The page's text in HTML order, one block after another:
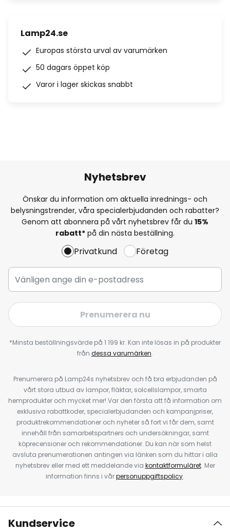
Lamp24.se
Europas största urval av varumärken
50 dagars öppet köp
Varor i lager skickas snabbt
Nyhetsbrev
Önskar du information om aktuella inrednings- och
belysningstrender, våra specialerbjudanden och rabatter?
Genom att abonnera på vårt nyhetsbrev får du 15%
rabatt* på din nästa beställning.
Privatkund Företag
Prenumerera nu
*Minsta beställningsvärde på 1 199 kr. Kan inte lösas in på produkter
från dessa varumärken.
Prenumerera på Lamp24s nyhetsbrev och få bra erbjudanden på
vårt stora utbud av lampor, fläktar, solcellslampor, smarta
hemprodukter och mycket mer! Var den första att få information om
exklusiva rabattkoder, specialerbjudanden och kampanjpriser,
produktrekommendationer och nyheter så fort vi får dem, samt
innehåll från samarbetspartners och undersökningar, samt
köprecensioner och rekommendationer. Du kan när som helst
avsluta prenumerationen antingen via länken som du hittar i alla
nyhetsbrev eller med ett meddelande via kontaktformuläret. Mer
information finns i vårpersonuppgiftspolicy.
Kundservice